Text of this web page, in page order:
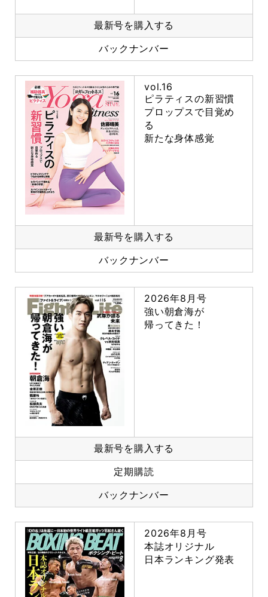
最新号を購入する
バックナンバー
vol.16
ピラティスの新習慣
プロップスで目覚め
る
新たな身体感覚
最新号を購入する
バックナンバー
2026年8月号
強い朝倉海が
帰ってきた！
最新号を購入する
定期購読
バックナンバー
2026年8月号
本誌オリジナル
日本ランキング発表